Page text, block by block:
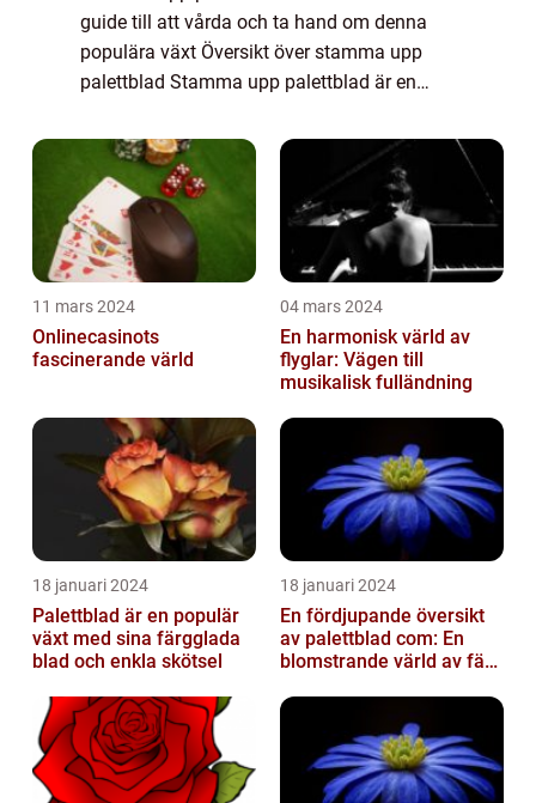
guide till att vårda och ta hand om denna
populära växt Översikt över stamma upp
palettblad Stamma upp palettblad är en
ge stöd och stabilitet åt dessa vackra växt...
11 mars 2024
Onlinecasinots
fascinerande värld
04 mars 2024
En harmonisk värld av
flyglar: Vägen till
musikalisk fulländning
18 januari 2024
Palettblad är en populär
växt med sina färgglada
blad och enkla skötsel
18 januari 2024
En fördjupande översikt
av palettblad com: En
blomstrande värld av färg